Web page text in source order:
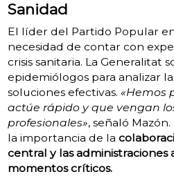
Sanidad
El líder del Partido Popular
necesidad de contar con
crisis sanitaria. La Generalitat
epidemiólogos para analizar
soluciones efectivas. «Hemos
actúe rápido y que vengan
profesionales», señaló
la importancia de la
central y las administraciones
momentos críticos.